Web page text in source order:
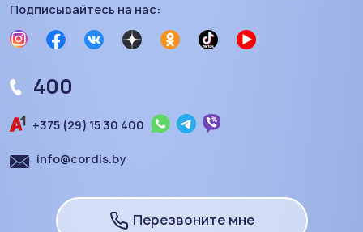
Подписывайтесь на нас:
400
+375 (29) 15 30 400
info@cordis.by
Перезвоните мне